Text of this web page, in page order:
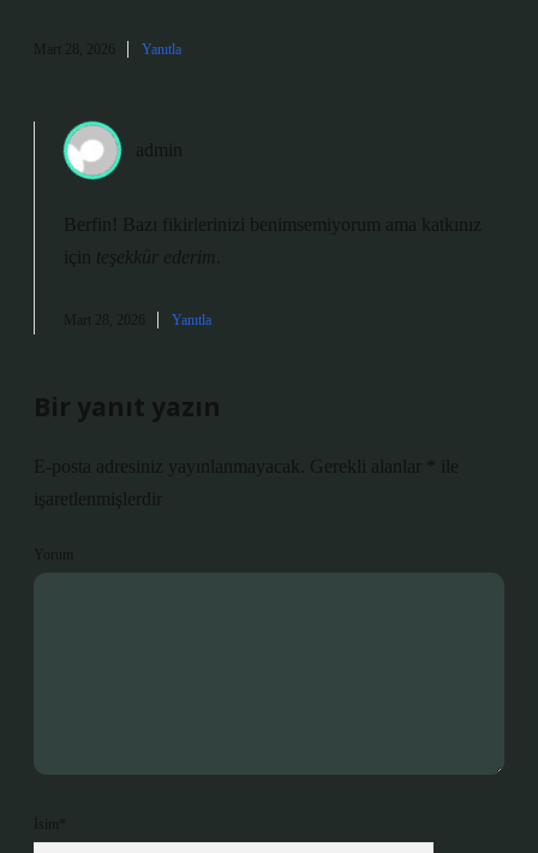
Mart 28, 2026 Yanıtla
admin
Berfin! Bazı fikirlerinizi benimsemiyorum ama katkınız
için teşekkür ederim
Mart 28, 2026 Yanıtla
Bir yanıt yazın
E-posta adresiniz yayınlanmayacak. Gerekli alanlar
ile
işaretlenmişlerdir
Yorum
İsim*